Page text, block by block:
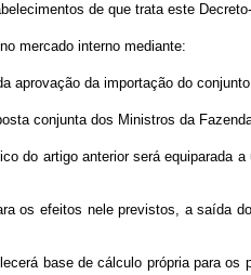
de que trata este
mercado interno mediante:
aprovação da importação do
conjunta dos Ministros da
do artigo anterior será
os efeitos nele previstos, a saída
base de cálculo própria para